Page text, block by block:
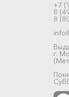
+7
8
8
г.